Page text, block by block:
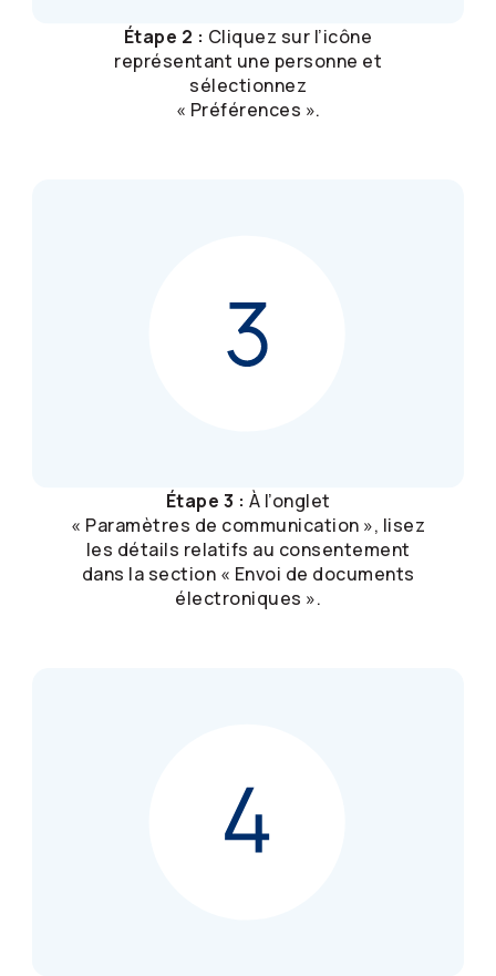
Étape 2 : Cliquez sur l’icône
représentant une personne et
sélectionnez
« Préférences ».
Étape 3 : À l’onglet
« Paramètres de communication », lisez
les détails relatifs au consentement
dans la section « Envoi de documents
électroniques ».